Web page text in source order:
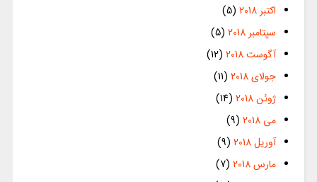
اکتبر 2018
(5)
سپتامبر 2018
(5)
آگوست 2018
(12)
جولای 2018
(11)
ژوئن 2018
(14)
می 2018
(9)
آوریل 2018
(9)
مارس 2018
(7)